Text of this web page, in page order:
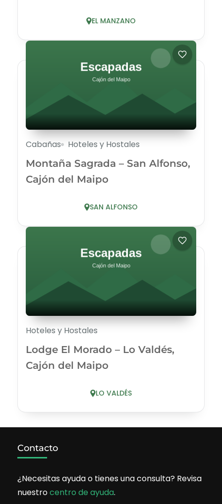
EL MANZANO
Cabañas Hoteles y Hostales
Montaña Sagrada – San Alfonso,
Cajón del Maipo
SAN ALFONSO
Hoteles y Hostales
Lodge El Morado – Lo Valdés,
Cajón del Maipo
LO VALDÉS
Contacto
¿Necesitas ayuda o tienes una consulta? Revisa
nuestrocentro de ayuda.